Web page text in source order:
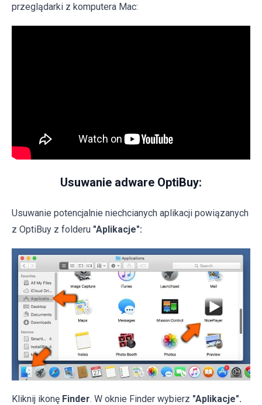
przeglądarki z komputera Mac:
Usuwanie adware OptiBuy:
Usuwanie potencjalnie niechcianych aplikacji powiązanych
z OptiBuy z folderu "Aplikacje":
Kliknij ikonę Finder. W oknie Finder wybierz "Aplikacje".